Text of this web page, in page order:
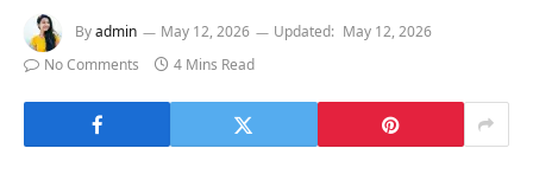
Byadmin May 12, 2026 Updated: May 12, 2026
No Comments
4 Mins Read